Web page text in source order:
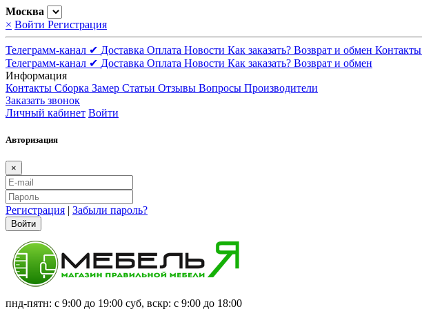
Москва
× Войти Регистрация
Телеграмм-канал ✔ Доставка Оплата Новости Как заказать? Возврат и обмен Контакты
Телеграмм-канал ✔ Доставка Оплата Новости Как заказать? Возврат и обмен
Информация
Контакты Сборка Замер Статьи Отзывы Вопросы Производители
Заказать звонок
Личный кабинет Войти
Авторизация
×
Регистрация | Забыли пароль?
Войти
пнд-пятн: с 9:00 до 19:00 суб, вскр: с 9:00 до 18:00